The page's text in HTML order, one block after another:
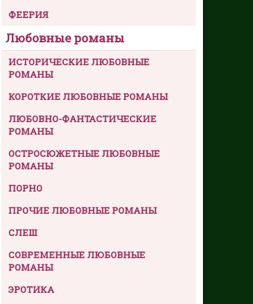
ФЕЕРИЯ
Любовные романы
ИСТОРИЧЕСКИЕ ЛЮБОВНЫЕ
РОМАНЫ
КОРОТКИЕ ЛЮБОВНЫЕ РОМАНЫ
ЛЮБОВНО-ФАНТАСТИЧЕСКИЕ
РОМАНЫ
ОСТРОСЮЖЕТНЫЕ ЛЮБОВНЫЕ
РОМАНЫ
ПОРНО
ПРОЧИЕ ЛЮБОВНЫЕ РОМАНЫ
СЛЕШ
СОВРЕМЕННЫЕ ЛЮБОВНЫЕ
РОМАНЫ
ЭРОТИКА